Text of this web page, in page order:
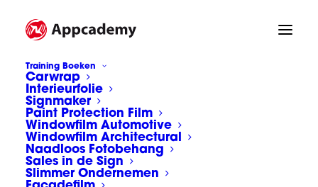
Training Boeken
Carwrap
Interieurfolie
Signmaker
Paint Protection Film
Windowfilm Automotive
Windowfilm Architectural
Naadloos Fotobehang
Sales in de Sign
Slimmer Ondernemen
Leren carwrappen met twee
linkerhanden? Kan dat?